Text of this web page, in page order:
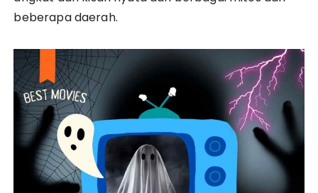
beberapa daerah.